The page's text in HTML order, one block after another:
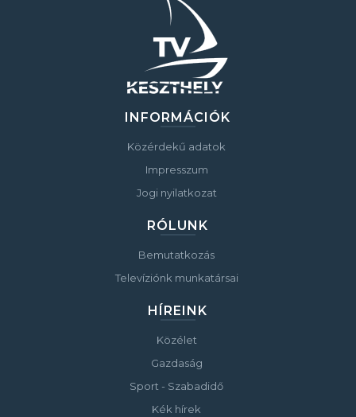
INFORMÁCIÓK
Közérdekű adatok
Impresszum
Jogi nyilatkozat
RÓLUNK
Bemutatkozás
Televíziónk munkatársai
HÍREINK
Közélet
Gazdaság
Sport - Szabadidő
Kék hírek